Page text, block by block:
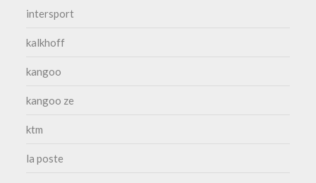
intersport
kalkhoff
kangoo
kangoo ze
ktm
la poste